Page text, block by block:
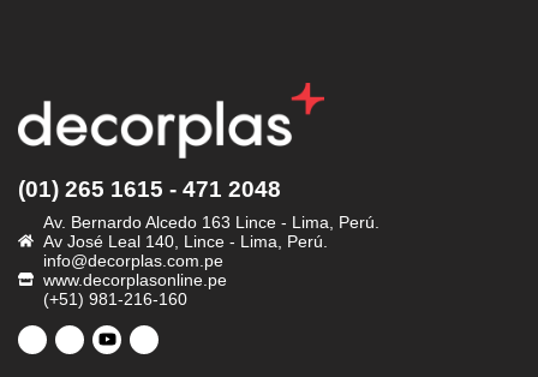
(01) 265 1615 - 471 2048
Av. Bernardo Alcedo 163 Lince - Lima, Perú.
Av José Leal 140, Lince - Lima, Perú.
info@decorplas.com.pe
www.decorplasonline.pe
(+51) 981-216-160